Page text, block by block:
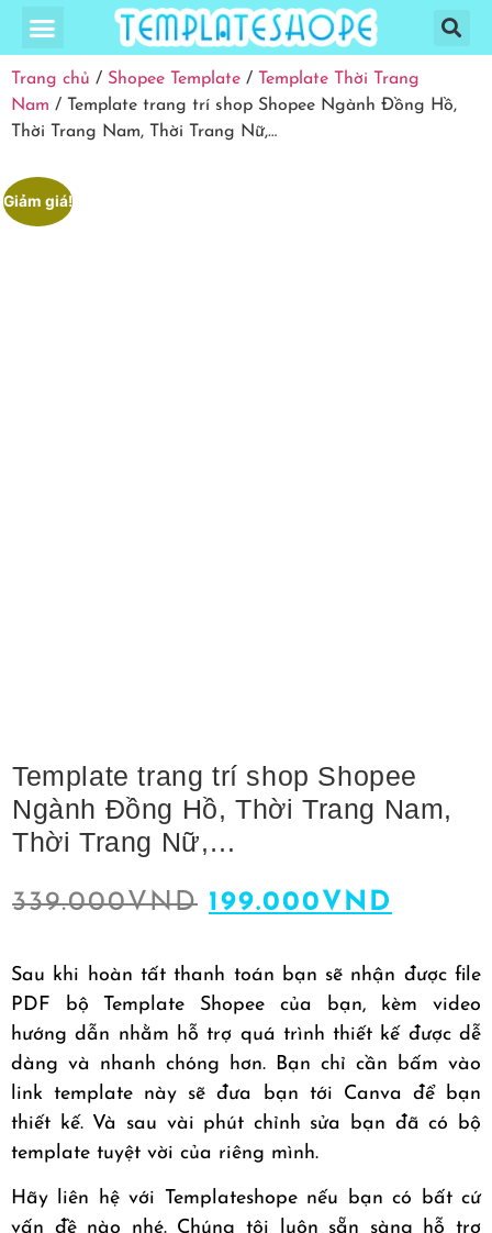
Trang chủ / Shopee Template /
Template Thời Trang
Nam / Template trang trí shop Shopee Ngành Đồng Hồ,
Thời Trang Nam, Thời Trang Nữ,…
Giảm giá!
Template trang trí shop Shopee
Ngành Đồng Hồ, Thời Trang Nam,
Thời Trang Nữ,…
339.000VND 199.000 VND
Sau khi hoàn tất thanh toán bạn sẽ nhận được file
PDF bộ Template Shopee của bạn, kèm video
hướng dẫn nhằm hỗ trợ quá trình thiết kế được dễ
dàng và nhanh chóng hơn. Bạn chỉ cần bấm vào
link template này sẽ đưa bạn tới Canva để bạn
thiết kế. Và sau vài phút chỉnh sửa bạn đã có bộ
template tuyệt vời của riêng mình.
Hãy liên hệ với Templateshope nếu bạn có bất cứ
vấn đề nào nhé. Chúng tôi luôn sẵn sàng hỗ trợ